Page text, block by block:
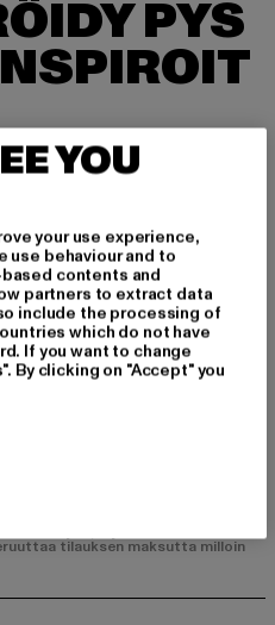
PYS
ja saat jatkossa tie
trendeistä, tarjo
tilauksen maksutta milloin
YOU
your use experience,
use behaviour and to
contents and
partners to extract data
include the processing of
which do not have
If you want to change
By clicking on "Accept" you